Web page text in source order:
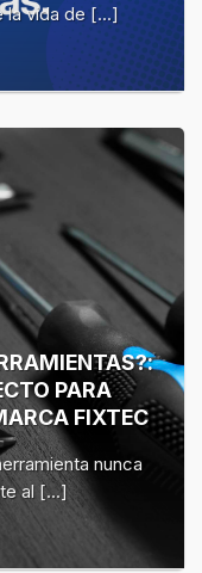
la vida de [...]
PARA
FIXTEC
nunca
al [...]